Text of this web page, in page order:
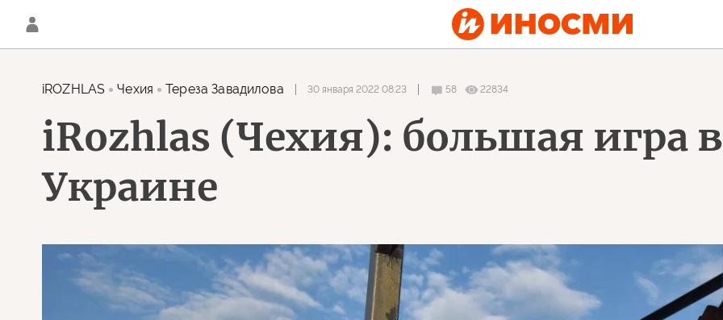
iROZHLAS Чехия Тереза Завадилова 30 января 2022 08:23 58 22834
iRozhlas (Чехия): большая игра
Украине